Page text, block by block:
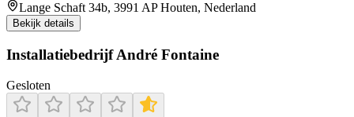
Lange Schaft 34b, 3991 AP Houten, Nederland
Bekijk details
Installatiebedrijf André Fontaine
Gesloten